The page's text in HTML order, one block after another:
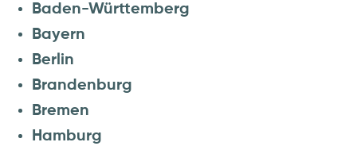
Baden-Württemberg
Bayern
Berlin
Brandenburg
Bremen
Hamburg